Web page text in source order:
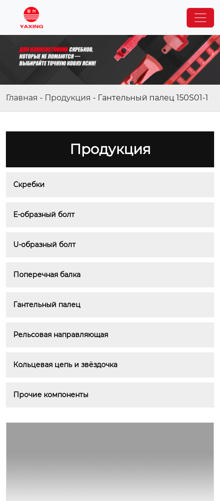
Главная - Продукция - Гантельный палец 150S01-1
Продукция
Скребки
E-образный болт
U-образный болт
Поперечная балка
Гантельный палец
Рельсовая направляющая
Кольцевая цепь и звёздочка
Прочие компоненты